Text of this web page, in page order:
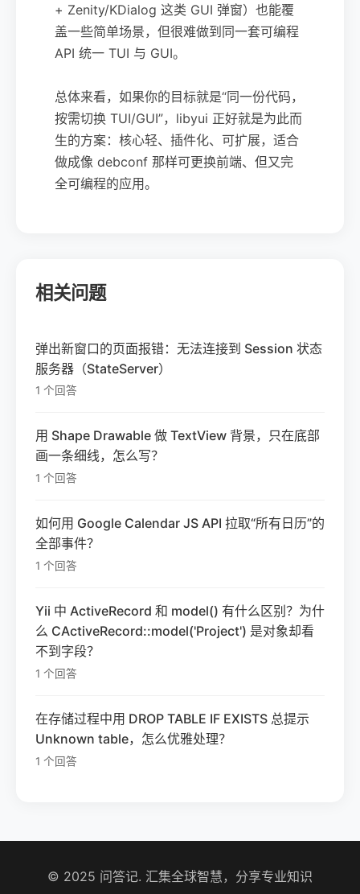
+ Zenity/KDialog 这类 GUI 弹窗）也能覆
盖一些简单场景，但很难做到同一套可编程
API 统一 TUI 与 GUI。
总体来看，如果你的目标就是“同一份代码，
按需切换 TUI/GUI”，libyui 正好就是为此而
生的方案：核心轻、插件化、可扩展，适合
做成像 debconf 那样可更换前端、但又完
全可编程的应用。
相关问题
弹出新窗口的页面报错：无法连接到 Session 状态
服务器（StateServer）
1 个回答
用 Shape Drawable 做 TextView 背景，只在底部
画一条细线，怎么写？
1 个回答
如何用 Google Calendar JS API 拉取“所有日历”的
全部事件？
1 个回答
Yii 中 ActiveRecord 和 model() 有什么区别？为什
么 CActiveRecord::model('Project') 是对象却看
不到字段？
1 个回答
在存储过程中用 DROP TABLE IF EXISTS 总提示
Unknown table，怎么优雅处理？
1 个回答
© 2025 问答记. 汇集全球智慧，分享专业知识